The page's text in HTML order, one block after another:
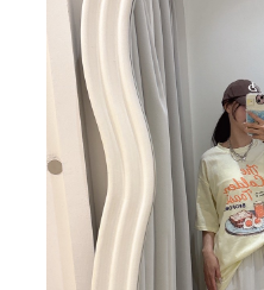
BIG SALE
CA made